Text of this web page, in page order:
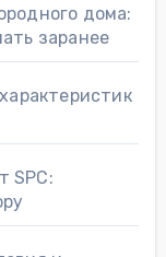
дома:
заранее
SPC: